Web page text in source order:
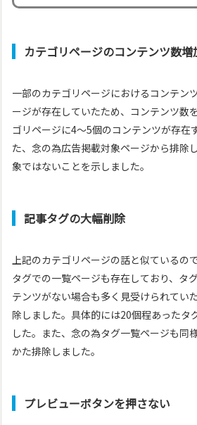
カテゴリページのコンテンツ数増
一部のカテゴリページにおけるコンテン
ージが存在していたため、コンテンツ数
ゴリページに4～5個のコンテンツが存在
た、念の為広告掲載対象ページから排除
象ではないことを示しました。
記事タグの大幅削除
上記のカテゴリページの話と似ているの
タグでの一覧ページも存在しており、タ
テンツがない場合も多く見受けられてい
除しました。具体的には20個程あったタ
した。また、念の為タグ一覧ページも同
かた排除しました。
プレビューボタンを押さない